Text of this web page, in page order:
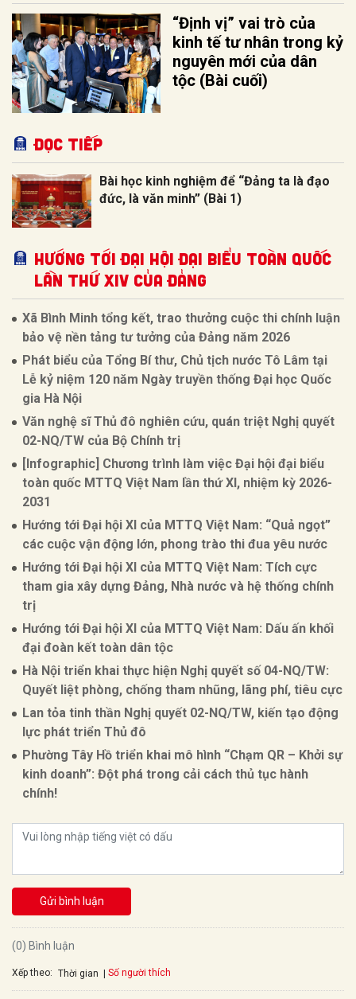
“Định vị” vai trò của
kinh tế tư nhân trong kỷ
nguyên mới của dân
tộc (Bài cuối)
Đọc tiếp
Bài học kinh nghiệm để “Đảng ta là đạo
đức, là văn minh” (Bài 1)
HƯỚNG TỚI ĐẠI HỘI ĐẠI BIỂU TOÀN QUỐC
LẦN THỨ XIV CỦA ĐẢNG
Xã Bình Minh tổng kết, trao thưởng cuộc thi chính luận
bảo vệ nền tảng tư tưởng của Đảng năm 2026
Phát biểu của Tổng Bí thư, Chủ tịch nước Tô Lâm tại
Lễ kỷ niệm 120 năm Ngày truyền thống Đại học Quốc
gia Hà Nội
Văn nghệ sĩ Thủ đô nghiên cứu, quán triệt Nghị quyết
02-NQ/TW của Bộ Chính trị
[Infographic] Chương trình làm việc Đại hội đại biểu
toàn quốc MTTQ Việt Nam lần thứ XI, nhiệm kỳ 2026-
2031
Hướng tới Đại hội XI của MTTQ Việt Nam: “Quả ngọt”
các cuộc vận động lớn, phong trào thi đua yêu nước
Hướng tới Đại hội XI của MTTQ Việt Nam: Tích cực
tham gia xây dựng Đảng, Nhà nước và hệ thống chính
trị
Hướng tới Đại hội XI của MTTQ Việt Nam: Dấu ấn khối
đại đoàn kết toàn dân tộc
Hà Nội triển khai thực hiện Nghị quyết số 04-NQ/TW:
Quyết liệt phòng, chống tham nhũng, lãng phí, tiêu cực
Lan tỏa tinh thần Nghị quyết 02-NQ/TW, kiến tạo động
lực phát triển Thủ đô
Phường Tây Hồ triển khai mô hình “Chạm QR – Khởi sự
kinh doanh”: Đột phá trong cải cách thủ tục hành
chính!
Gửi bình luận
(0) Bình luận
Xếp theo: Thời gian Số người thích